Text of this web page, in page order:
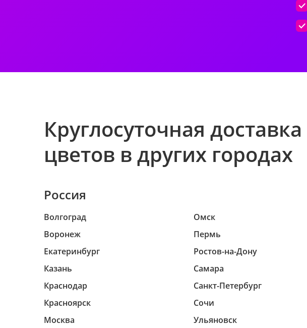
Круглосуточная доставка
цветов в других городах
Россия
Волгоград
Воронеж
Екатеринбург
Казань
Краснодар
Красноярск
Москва
Омск
Пермь
Ростов-на-Дону
Самара
Санкт-Петербург
Сочи
Ульяновск